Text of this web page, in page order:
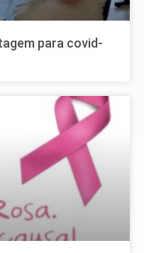
para covid-